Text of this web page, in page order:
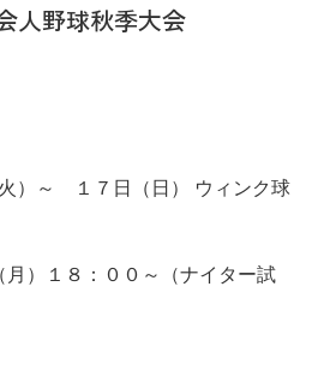
人野球秋季大会
）～ １７ 日（日） ウィンク球
）１８：００～（ナイター試